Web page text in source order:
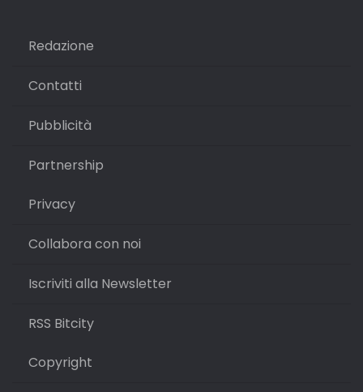
Redazione
Contatti
Pubblicità
Partnership
Privacy
Collabora con noi
Iscriviti alla Newsletter
RSS Bitcity
Copyright